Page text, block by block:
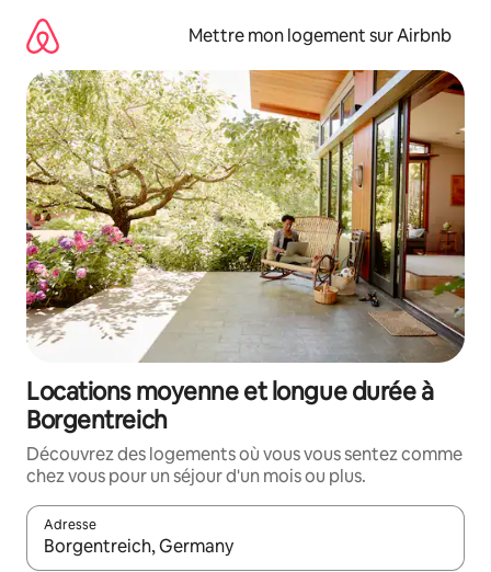
directement
contenu
Mettre mon logement sur Airbnb
Locations moyenne et longue durée à
Borgentreich
Découvrez des logements où vous vous sentez comme
chez vous pour un séjour d'un mois ou plus.
Adresse
Lorsque les résultats s'affichent, utilisez les flèches vers le